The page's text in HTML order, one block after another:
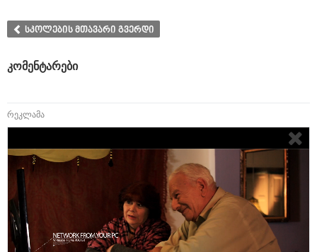
სკოლების მთავარი გვერდი
კომენტარები
რეკლამა